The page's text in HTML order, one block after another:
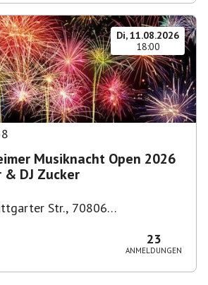
Di, 11.08.2026
18:00
Musiknacht Open 2026
& DJ Zucker
Str., 70806
23
ANMELDUNGEN